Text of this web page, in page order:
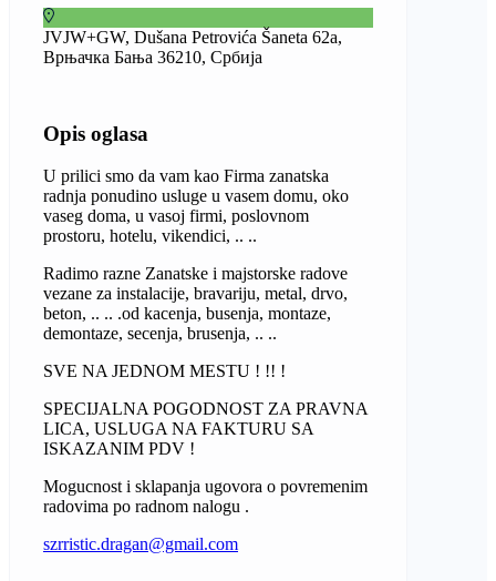
JVJW+GW, Dušana Petrovića Šaneta 62a,
Врњачка Бања 36210, Србија
Opis oglasa
U prilici smo da vam kao Firma zanatska
radnja ponudino usluge u vasem domu, oko
vaseg doma, u vasoj firmi, poslovnom
prostoru, hotelu, vikendici, .. ..
Radimo razne Zanatske i majstorske radove
vezane za instalacije, bravariju, metal, drvo,
beton, .. .. .od kacenja, busenja, montaze,
demontaze, secenja, brusenja, .. ..
SVE NA JEDNOM MESTU ! !! !
SPECIJALNA POGODNOST ZA PRAVNA
LICA, USLUGA NA FAKTURU SA
ISKAZANIM PDV !
Mogucnost i sklapanja ugovora o povremenim
radovima po radnom nalogu .
szrristic.dragan@gmail.com